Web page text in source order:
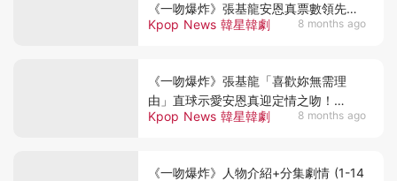
Kpop News 韓星韓劇 8 months ago
《一吻爆炸》張基龍安恩真票數領先，
有望成最後贏家～
Kpop News 韓星韓劇 8 months ago
《一吻爆炸》張基龍「喜歡妳無需理
由」直球示愛安恩真迎定情之吻！
(ep.9-10分集劇情)
《一吻爆炸》人物介紹+分集劇情 (1-14